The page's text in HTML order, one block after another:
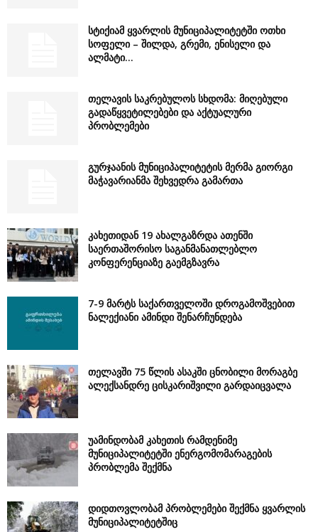
სტიქიამ ყვარლის მუნიციპალიტეტში ოთხი
სოფელი – შილდა, გრემი, ენისელი და
ალმატი...
თელავის საკრებულოს სხდომა: მიღებული
გადაწყვეტილებები და აქტუალური
პრობლემები
გურჯაანის მუნიციპალიტეტის მერმა გიორგი
მაჭავარიანმა შეხვედრა გამართა
კახეთიდან 19 ახალგაზრდა ათენში
საერთაშორისო საგანმანათლებლო
კონფერენციაზე გაემგზავრა
7-9 მარტს საქართველოში დროგამოშვებით
ნალექიანი ამინდი შენარჩუნდება
თელავში 75 წლის ასაკში ცნობილი მორაგბე
ალექსანდრე ცისკარიშვილი გარდაიცვალა
უამინდობამ კახეთის რამდენიმე
მუნიციპალიტეტში ენერგომომარაგების
პრობლემა შექმნა
დიდთოვლობამ პრობლემები შექმნა ყვარლის
მუნიციპალიტეტშიც